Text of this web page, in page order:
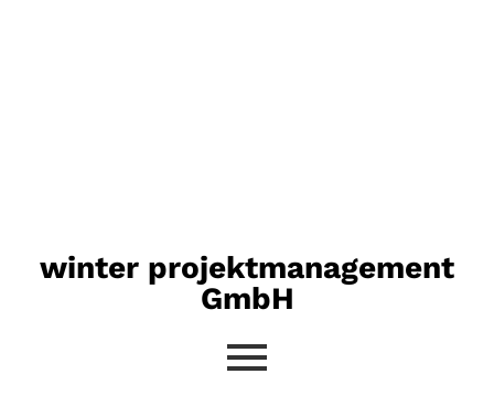
winter projektmanagement
GmbH